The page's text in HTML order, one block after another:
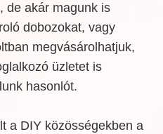
de akár magunk is
dobozokat, vagy
megvásárolhatjuk,
üzletet is
hasonlót.
a DIY közösségekben a